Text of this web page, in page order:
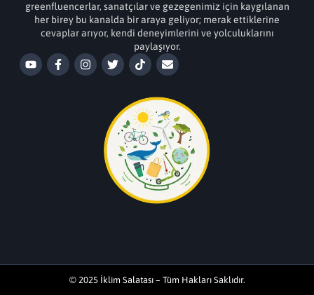
greenfluencerlar, sanatçılar ve gezegenimiz için kaygılanan
her birey bu kanalda bir araya geliyor; merak ettiklerine
cevaplar arıyor, kendi deneyimlerini ve yolculuklarını
paylaşıyor.
© 2025 İklim Salatası – Tüm Hakları Saklıdır.